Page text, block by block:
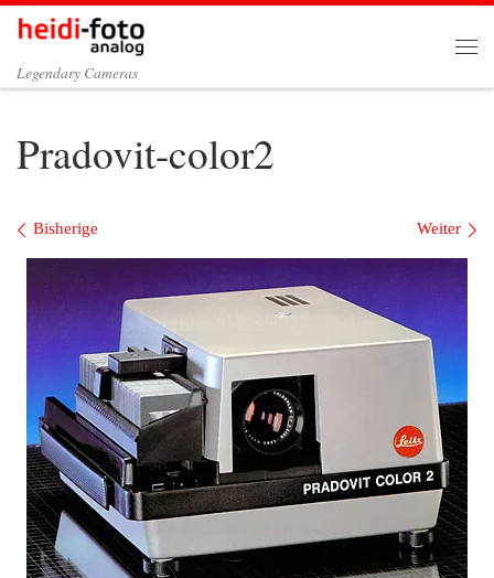
Zum Inhalt springen
Legendary Cameras
Pradovit-color2
Bilder Navigation
Bisherige Weiter